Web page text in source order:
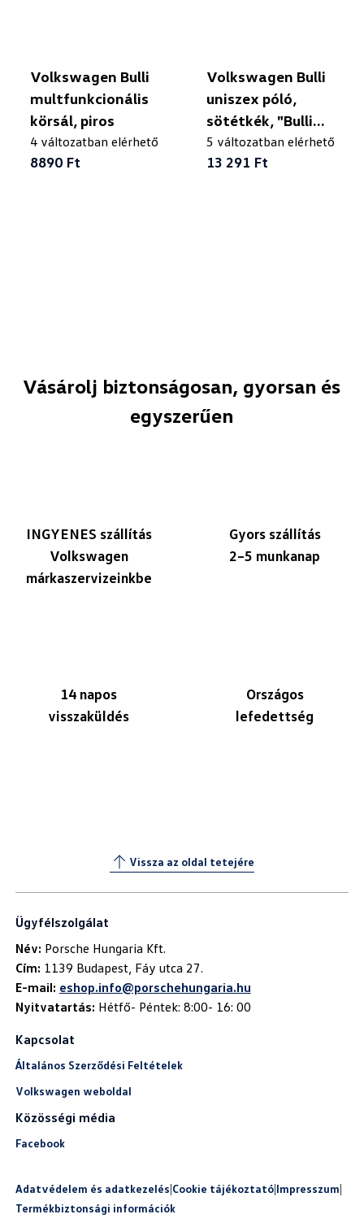
Volkswagen Bulli
multfunkcionális
körsál, piros
4 változatban elérhető
8890 Ft
Volkswagen Bulli
uniszex póló,
sötétkék, "Bulli
Driver"
5 változatban elérhető
13 291 Ft
Vásárolj biztonságosan, gyorsan és
egyszerűen
INGYENES szállítás
Volkswagen
márkaszervizeinkbe
Gyors szállítás
2–5 munkanap
14 napos
visszaküldés
Országos
lefedettség
Vissza az oldal tetejére
Ügyfélszolgálat
Név:
Cím:
E-mail: eshop.info@porschehungaria.hu
Nyitvatartás: Hétfő- Péntek: 8:00- 16: 00
Kapcsolat
Általános Szerződési Feltételek
Volkswagen weboldal
Közösségi média
Facebook
Adatvédelem és adatkezelés|Cookie tájékoztató|Impresszum|
Termékbiztonsági információk